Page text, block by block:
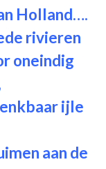
ijle
aan de